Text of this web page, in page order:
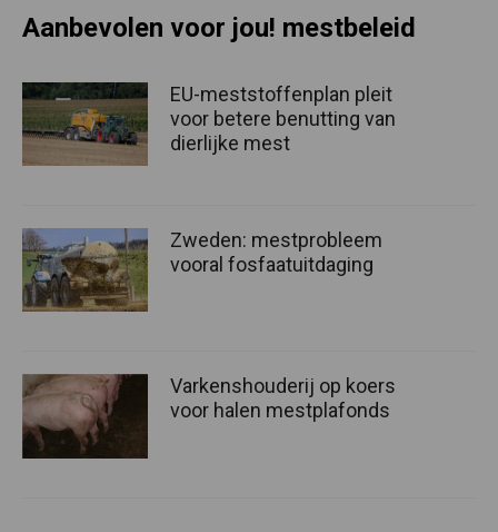
Aanbevolen voor jou! mestbeleid
EU-meststoffenplan pleit
voor betere benutting van
dierlijke mest
Zweden: mestprobleem
vooral fosfaatuitdaging
Varkenshouderij op koers
voor halen mestplafonds